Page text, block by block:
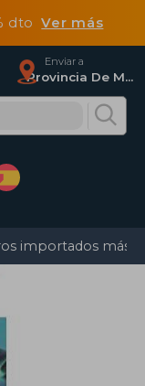
dtoVer más
Enviar a
Provincia De Madrid
importados más